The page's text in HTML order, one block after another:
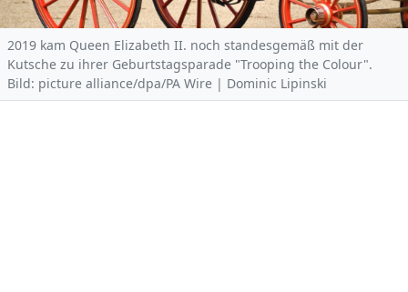
2019 kam Queen Elizabeth II. noch standesgemäß mit der
Kutsche zu ihrer Geburtstagsparade "Trooping the Colour".
Bild: picture alliance/dpa/PA Wire | Dominic Lipinski